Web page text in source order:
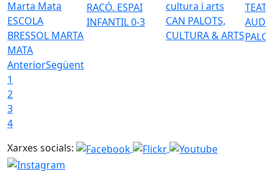
ESCOLA
BRESSOL MARTA
MATA
RACÓ. ESPAI
INFANTIL 0-3
CAN PALOTS,
CULTURA & ARTS
AnteriorSegüent
1
2
3
4
Xarxes socials: